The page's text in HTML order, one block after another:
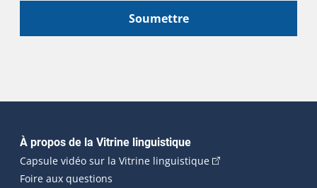
Soumettre
Navigation principale
À propos de la Vitrine linguistique
Capsule vidéo sur la Vitrine linguistique(Cet hyperlien
Foire aux questions